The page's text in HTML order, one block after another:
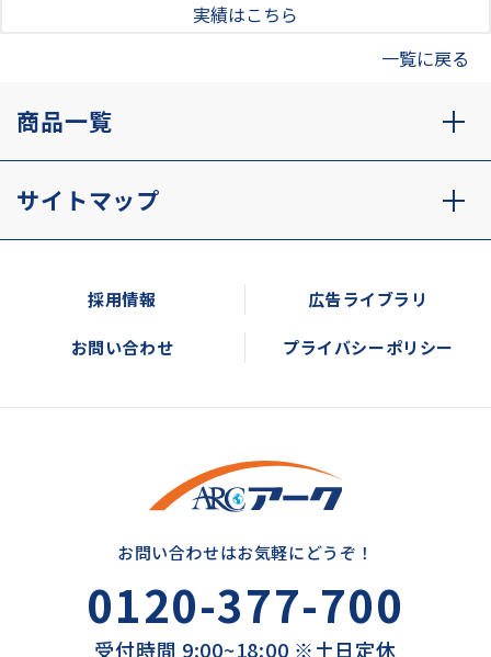
実績はこちら
一覧に戻る
商品一覧
サイトマップ
採用情報 広告ライブラリ
お問い合わせ プライバシーポリシー
お問い合わせはお気軽にどうぞ！
0120-377-700
受付時間 9:00~18:00 ※土日定休